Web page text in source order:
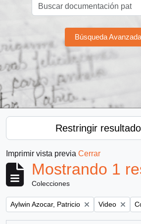
Búsqueda
Restringir
Imprimir vista previa Cerrar
Mostrando 1
Colecciones
Remove filter:
Aylwin Azocar, Patricio Remove filter:
Video